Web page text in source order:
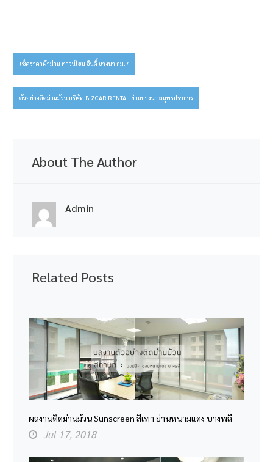
Post
navigation
เช็คราคาผ้าม่าน ทาวน์โฮม อินดี้ บางนา กม.7
ตัวอย่างติดม่านม้วน บริษัท BIZCAR RENTAL ย่านบางนา สมุทรปราการ
About The Author
Admin
Related Posts
ผลงานติดม่านม้วน Sunscreen สีเทา ย่านหนามแดง บางพลี
Jul 17, 2018